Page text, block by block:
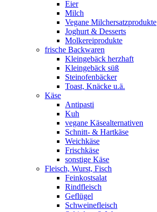
Eier
Milch
Vegane Milchersatzprodukte
Joghurt & Desserts
Molkereiprodukte
frische Backwaren
Kleingebäck herzhaft
Kleingebäck süß
Steinofenbäcker
Toast, Knäcke u.ä.
Käse
Antipasti
Kuh
vegane Käsealternativen
Schnitt- & Hartkäse
Weichkäse
Frischkäse
sonstige Käse
Fleisch, Wurst, Fisch
Feinkostsalat
Rindfleisch
Geflügel
Schweinefleisch